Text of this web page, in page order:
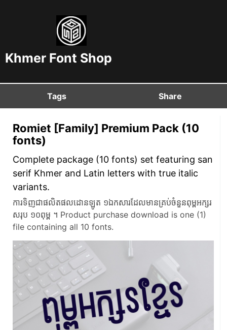
Khmer Font Shop
Tags Share
Romiet [Family] Premium Pack (10
fonts)
Complete package (10 fonts) set featuring san
serif Khmer and Latin letters with true italic
variants.
ការទិញជាផលិតផលដោនឡូត ១ឯកសារដែលមានគ្រប់ចំនួនពុម្ពអក្សរ
សរុប ១០ពុម្ព ។ Product purchase download is one (1)
file containing all 10 fonts.